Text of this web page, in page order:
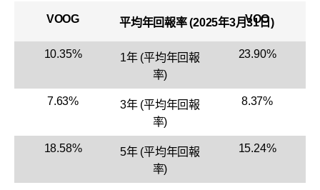
VOOG 平均年回報率 (2025年3月31日)
VOO
10.35%
1年 (平均年回報
率)
23.90%
7.63%
3年 (平均年回報
率)
8.37%
18.58%
5年 (平均年回報
率)
15.24%